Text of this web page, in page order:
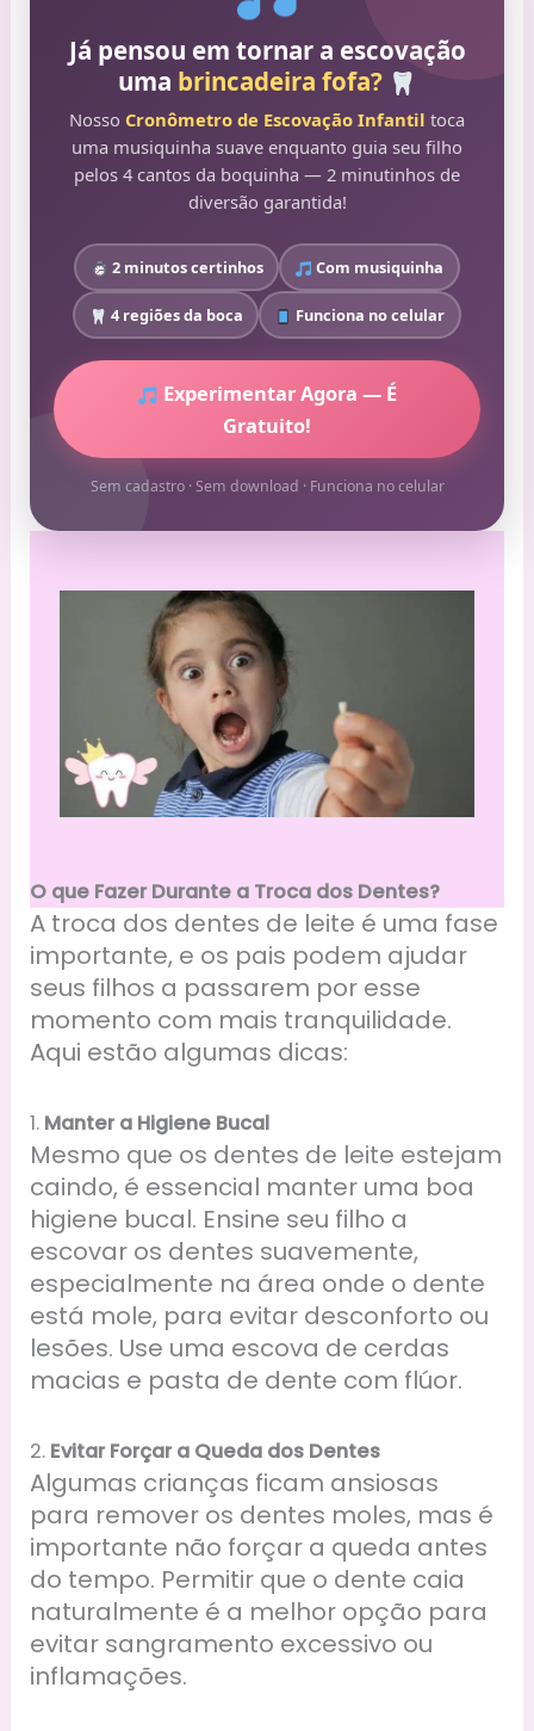
Já pensou em tornar a escovação
uma brincadeira fofa?
Nosso Cronômetro de Escovação Infantil toca
uma musiquinha suave enquanto guia seu filho
pelos 4 cantos da boquinha — 2 minutinhos de
diversão garantida!
2 minutos certinhos Com musiquinha
4 regiões da boca Funciona no celular
Experimentar Agora — É
Gratuito!
Sem cadastro · Sem download · Funciona no celular
O que Fazer Durante a Troca dos Dentes?
A troca dos dentes de leite é uma fase
importante, e os pais podem ajudar
seus filhos a passarem por esse
momento com mais tranquilidade.
Aqui estão algumas dicas:
1. Manter a Higiene Bucal
Mesmo que os dentes de leite estejam
caindo, é essencial manter uma boa
higiene bucal. Ensine seu filho a
escovar os dentes suavemente,
especialmente na área onde o dente
está mole, para evitar desconforto ou
lesões. Use uma escova de cerdas
macias e pasta de dente com flúor.
2. Evitar Forçar a Queda dos Dentes
Algumas crianças ficam ansiosas
para remover os dentes moles, mas é
importante não forçar a queda antes
do tempo. Permitir que o dente caia
naturalmente é a melhor opção para
evitar sangramento excessivo ou
inflamações.